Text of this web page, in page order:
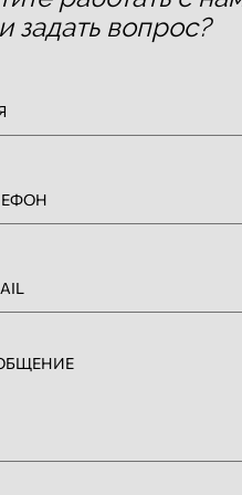
задать вопрос?